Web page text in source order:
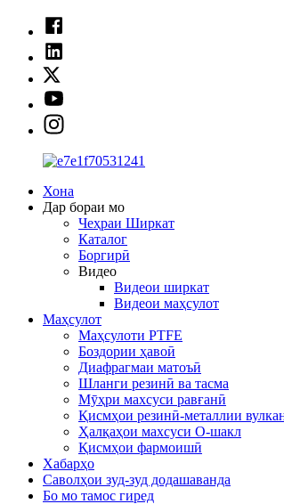
Хона
Дар бораи мо
Чеҳраи Ширкат
Каталог
Боргирӣ
Видео
Видеои ширкат
Видеои маҳсулот
Маҳсулот
Маҳсулоти PTFE
Боздории ҳавоӣ
Диафрагмаи матоъӣ
Шланги резинӣ ва тасма
Мӯҳри махсуси равғанӣ
Қисмҳои резинӣ-металлии
Ҳалқаҳои махсуси O-шакл
Қисмҳои фармоишӣ
Хабарҳо
Саволҳои зуд-зуд додашаванда
Бо мо тамос гиред